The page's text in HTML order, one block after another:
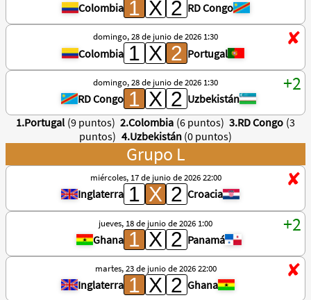
Colombia RD Congo
domingo, 28 de junio de 2026 1:30
Colombia Portugal
domingo, 28 de junio de 2026 1:30
RD Congo
Uzbekistán
1.Portugal (9 puntos) 2.Colombia (6 puntos) 3.RD Congo (3
puntos) 4.Uzbekistán (0 puntos)
Grupo L
miércoles, 17 de junio de 2026 22:00
Inglaterra Croacia
jueves, 18 de junio de 2026 1:00
Ghana Panamá
martes, 23 de junio de 2026 22:00
Inglaterra Ghana